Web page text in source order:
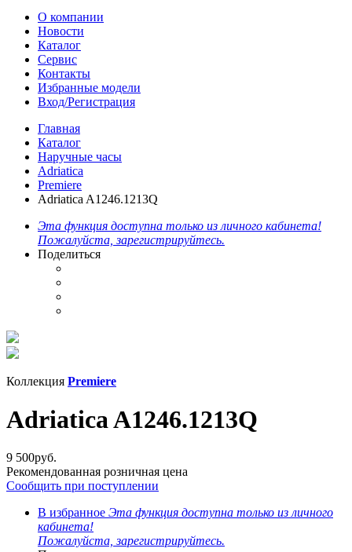
О компании
Новости
Каталог
Сервис
Контакты
Избранные модели
Вход/Регистрация
Главная
Каталог
Наручные часы
Adriatica
Premiere
Adriatica A1246.1213Q
Эта функция доступна только из личного кабинета!
Пожалуйста, зарегистрируйтесь.
Поделиться
Коллекция Premiere
Adriatica A1246.1213Q
9 500руб.
Рекомендованная розничная цена
Сообщить при поступлении
В избранное Эта функция доступна только из личного
кабинета!
Пожалуйста, зарегистрируйтесь.